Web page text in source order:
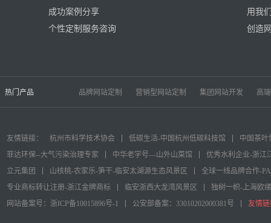
成功案例分享
个性定制服务咨询
用我
创造
热门产品 品牌网站定制 营销型网站定制 集团网站开发 高
友情链接： 杭州市科学技术协会 低碳生活-中国杭州低碳科技馆
中国茶叶
菲达环保--大气污染治理专家
中华老字号—山外山菜馆
优秀水利企业-浙江
立元集团
山核桃-农家乐-笋干-临安太湖源生态风景区
全球一线品牌合作-
专业商标转让注册-浙江金牌商标
临安浙西大龙湾风景区
独树一帜-上海欧
网站备案号：浙ICP备10015896号-1
公安部备案：33010202000381号 友情